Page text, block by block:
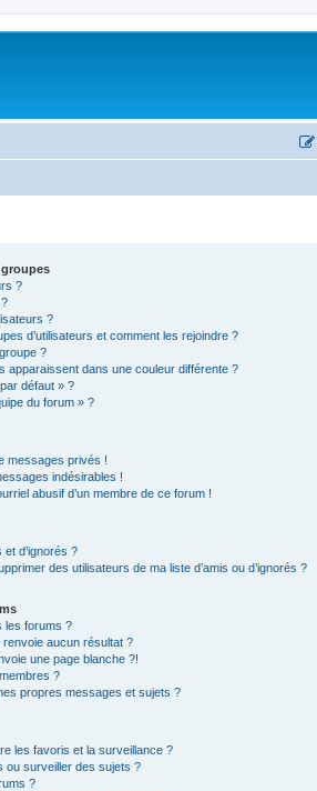
groupes
?
?
d’utilisateurs et comment les rejoindre ?
?
apparaissent dans une couleur différente ?
défaut » ?
du forum » ?
messages privés !
indésirables !
abusif d’un membre de ce forum !
et d’ignorés ?
des utilisateurs de ma liste d’amis ou d’ignorés ?
les forums ?
aucun résultat ?
une page blanche ?!
?
propres messages et sujets ?
les favoris et la surveillance ?
ou surveiller des sujets ?
?